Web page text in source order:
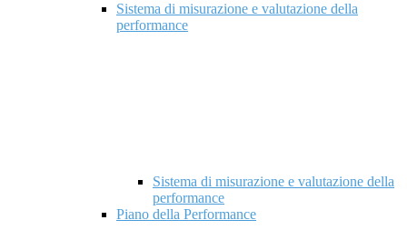
Sistema di misurazione e valutazione della
performance
Sistema di misurazione e valutazione della
performance
Piano della Performance